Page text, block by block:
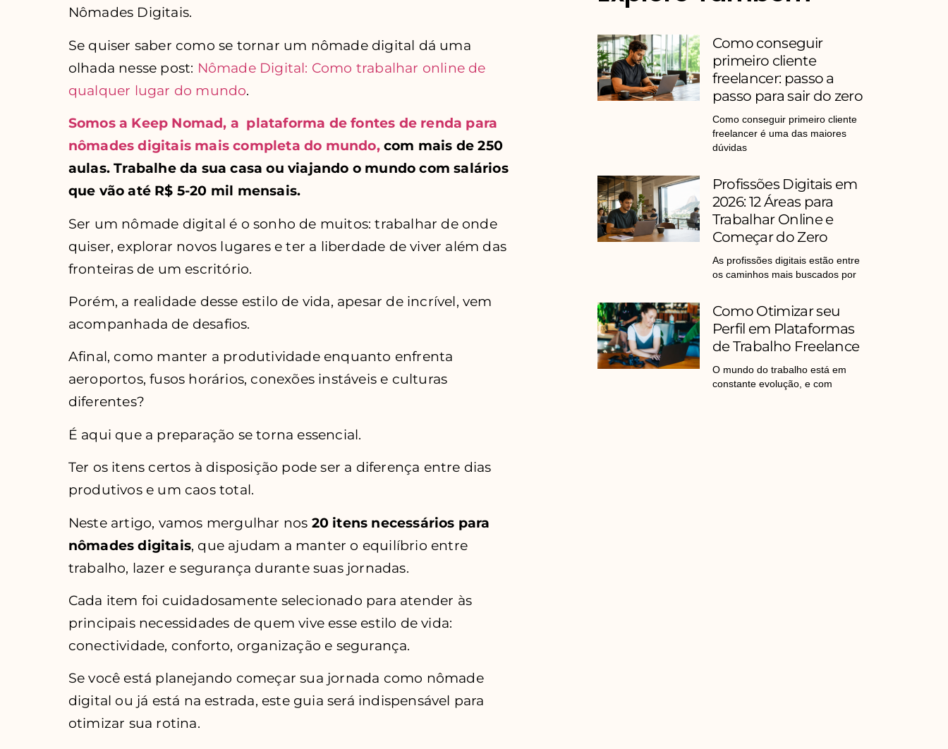
Nômades Digitais.
Se quiser saber como se tornar um nômade digital dá uma
olhada nesse post: Nômade Digital: Como trabalhar online de
qualquer lugar do mundo.
Somos a Keep Nomad, a plataforma de fontes de renda para
nômades digitais mais completa do mundo,com mais de 250
aulas. Trabalhe da sua casa ou viajando o mundo com salários
que vão até R$ 5-20 mil mensais.
Ser um nômade digital é o sonho de muitos: trabalhar de onde
quiser, explorar novos lugares e ter a liberdade de viver além das
fronteiras de um escritório.
Porém, a realidade desse estilo de vida, apesar de incrível, vem
acompanhada de desafios.
Afinal, como manter a produtividade enquanto enfrenta
aeroportos, fusos horários, conexões instáveis e culturas
diferentes?
É aqui que a preparação se torna essencial.
Ter os itens certos à disposição pode ser a diferença entre dias
produtivos e um caos total.
Neste artigo, vamos mergulhar nos 20 itens necessários para
nômades digitais, que ajudam a manter o equilíbrio entre
trabalho, lazer e segurança durante suas jornadas.
Cada item foi cuidadosamente selecionado para atender às
principais necessidades de quem vive esse estilo de vida:
conectividade, conforto, organização e segurança.
Se você está planejando começar sua jornada como nômade
digital ou já está na estrada, este guia será indispensável para
otimizar sua rotina.
Como conseguir
primeiro cliente
freelancer: passo a
passo para sair do zero
Como conseguir primeiro cliente
freelancer é uma das maiores
dúvidas
Profissões Digitais em
2026: 12 Áreas para
Trabalhar Online e
Começar do Zero
As profissões digitais estão entre
os caminhos mais buscados por
Como Otimizar seu
Perfil em Plataformas
de Trabalho Freelance
O mundo do trabalho está em
constante evolução, e com